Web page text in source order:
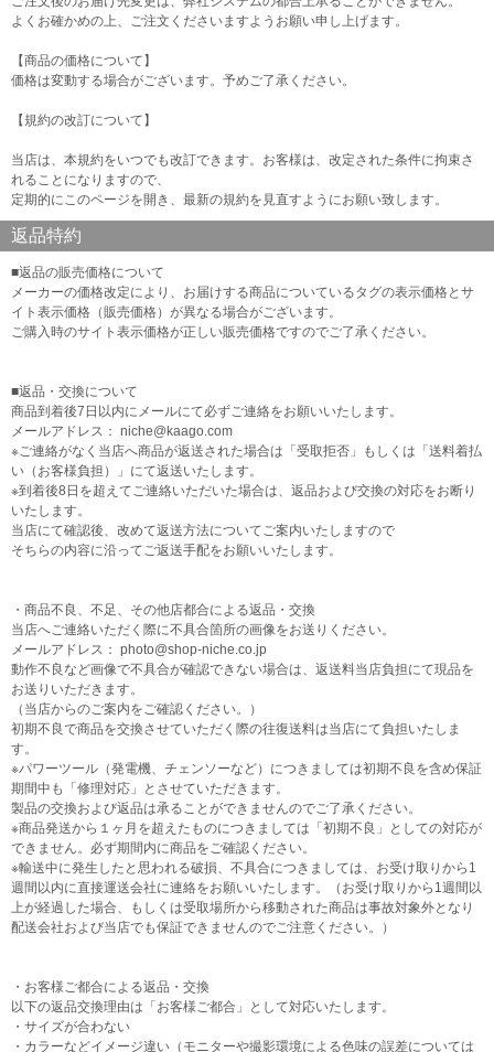
よくお確かめの上、ご注文くださいますようお願い申し上げます。
【商品の価格について】
価格は変動する場合がございます。予めご了承ください。
【規約の改訂について】
当店は、本規約をいつでも改訂できます。お客様は、改定された条件に拘束さ
れることになりますので、
定期的にこのページを開き、最新の規約を見直すようにお願い致します。
返品特約
■返品の販売価格について
メーカーの価格改定により、お届けする商品についているタグの表示価格とサ
イト表示価格（販売価格）が異なる場合がございます。
ご購入時のサイト表示価格が正しい販売価格ですのでご了承ください。
■返品・交換について
商品到着後7日以内にメールにて必ずご連絡をお願いいたします。
メールアドレス： niche@kaago.com
※ご連絡がなく当店へ商品が返送された場合は「受取拒否」もしくは「送料着払
い（お客様負担）」にて返送いたします。
※到着後8日を超えてご連絡いただいた場合は、返品および交換の対応をお断り
いたします。
当店にて確認後、改めて返送方法についてご案内いたしますので
そちらの内容に沿ってご返送手配をお願いいたします。
・商品不良、不足、その他店都合による返品・交換
当店へご連絡いただく際に不具合箇所の画像をお送りください。
メールアドレス： photo@shop-niche.co.jp
動作不良など画像で不具合が確認できない場合は、返送料当店負担にて現品を
お送りいただきます。
（当店からのご案内をご確認ください。）
初期不良で商品を交換させていただく際の往復送料は当店にて負担いたしま
す。
※パワーツール（発電機、チェンソーなど）につきましては初期不良を含め保証
期間中も「修理対応」とさせていただきます。
製品の交換および返品は承ることができませんのでご了承ください。
※商品発送から１ヶ月を超えたものにつきましては「初期不良」としての対応が
できません。必ず期間内に商品をご確認ください。
※輸送中に発生したと思われる破損、不具合につきましては、お受け取りから1
週間以内に直接運送会社に連絡をお願いいたします。（お受け取りから1週間以
上が経過した場合、もしくは受取場所から移動された商品は事故対象外となり
配送会社および当店でも保証できませんのでご注意ください。）
・お客様ご都合による返品・交換
以下の返品交換理由は「お客様ご都合」として対応いたします。
・サイズが合わない
・カラーなどイメージ違い（モニターや撮影環境による色味の誤差については